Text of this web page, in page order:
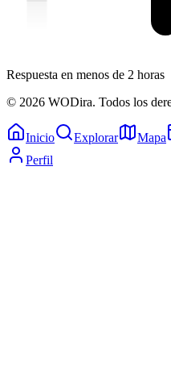
Respuesta en menos de 2 horas
© 2026 WODira. Todos los
Inicio Explorar Mapa
Perfil